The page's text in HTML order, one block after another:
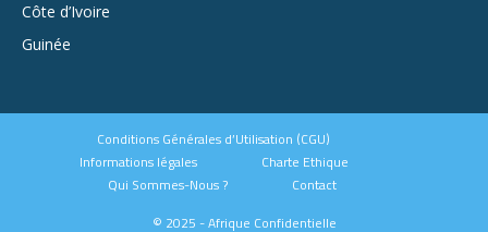
Côte d’Ivoire
Guinée
Conditions Générales d’Utilisation (CGU)
Informations légales
Charte Ethique
Qui Sommes-Nous ?
Contact
© 2025 - Afrique Confidentielle